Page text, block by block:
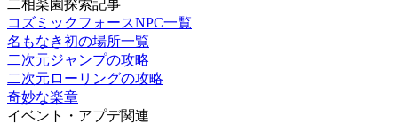
二相楽園探索記事
コズミックフォースNPC一覧
名もなき初の場所一覧
二次元ジャンプの攻略
二次元ローリングの攻略
奇妙な楽章
イベント・アプデ関連